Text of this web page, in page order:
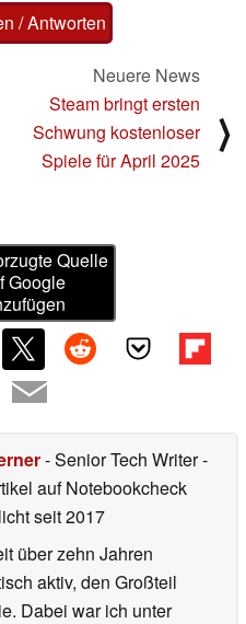
/ Antworten
Neuere News
Steam bringt ersten
Schwung kostenloser
Spiele für April 2025
⟩
Quelle
Google
- Senior Tech Writer-
auf Notebookcheck
seit 2017
über zehn Jahren
aktiv, den Großteil
Dabei war ich unter